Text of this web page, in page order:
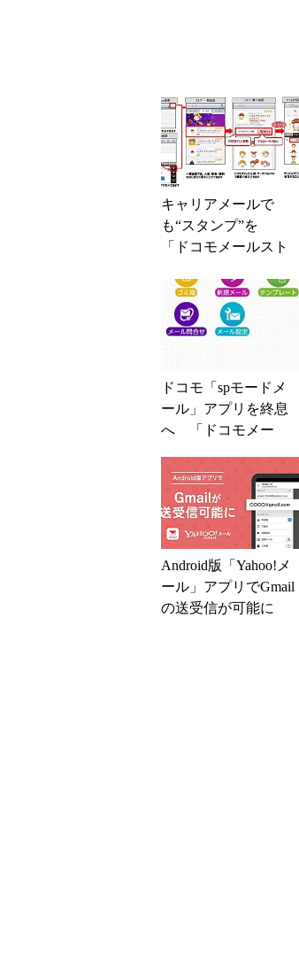
キャリアメールで
も“スタンプ”を
「ドコモメールスト
ドコモ「spモードメ
ール」アプリを終息
へ 「ドコモメー
Android版「Yahoo!メ
ール」アプリでGmail
の送受信が可能に